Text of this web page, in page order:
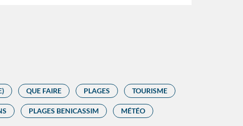
QUE FAIRE PLAGES TOURISME
PLAGES BENICASSIM MÉTÉO